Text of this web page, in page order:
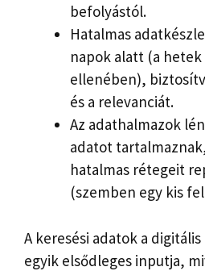
befolyástól.
Hatalmas
napok alatt (a
ellenében),
és a relevanciát.
Az adathalmazok
adatot
hatalmas rétegeit
(szemben egy kis
A keresési adatok a
egyik elsődleges inputja,